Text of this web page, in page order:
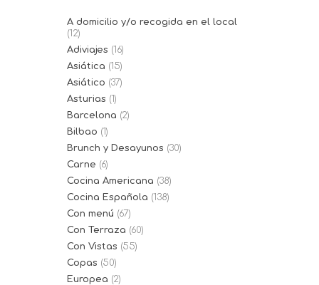
A domicilio y/o recogida en el local
(12)
Adiviajes (16)
Asiática (15)
Asiático (37)
Asturias (1)
Barcelona (2)
Bilbao (1)
Brunch y Desayunos (30)
Carne (6)
Cocina Americana (38)
Cocina Española (138)
Con menú (67)
Con Terraza (60)
Con Vistas (55)
Copas (50)
Europea (2)